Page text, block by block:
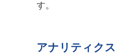
す。
アナリティクス